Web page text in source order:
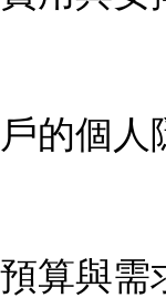
的個
算與